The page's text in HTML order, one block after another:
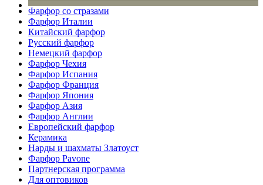
Фарфор со стразами
Фарфор Италии
Китайский фарфор
Русский фарфор
Немецкий фарфор
Фарфор Чехия
Фарфор Испания
Фарфор Франция
Фарфор Япония
Фарфор Азия
Фарфор Англии
Европейский фарфор
Керамика
Нарды и шахматы Златоуст
Фарфор Pavone
Партнерская программа
Для оптовиков